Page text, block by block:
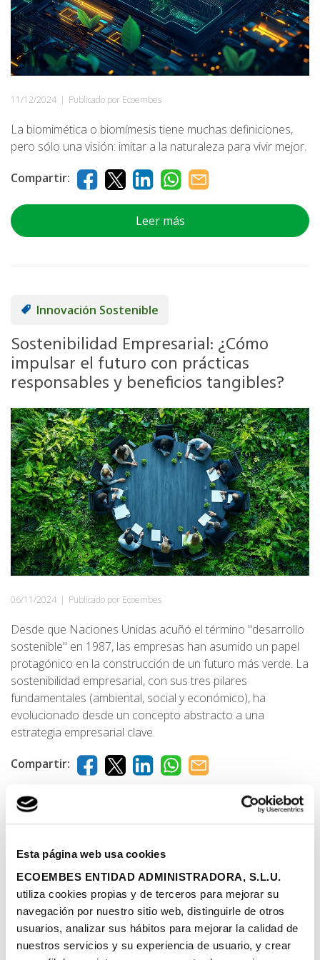
Esta página web usa cookies
ECOEMBES ENTIDAD ADMINISTRADORA, S.L.U.
utiliza cookies propias y de terceros para mejorar su
navegación por nuestro sitio web, distinguirle de otros
usuarios, analizar sus hábitos para mejorar la calidad de
nuestros servicios y su experiencia de usuario, y crear
11/12/2024 | Publicado por Ecoembes
La biomimética o biomímesis tiene muchas definiciones,
pero sólo una visión: imitar a la naturaleza para vivir mejor.
Compartir:
Leer más
Innovación Sostenible
Sostenibilidad Empresarial: ¿Cómo
impulsar el futuro con prácticas
responsables y beneficios tangibles?
06/11/2024 | Publicado por Ecoembes
Desde que Naciones Unidas acuñó el término "desarrollo
sostenible" en 1987, las empresas han asumido un papel
protagónico en la construcción de un futuro más verde. La
sostenibilidad empresarial, con sus tres pilares
fundamentales (ambiental, social y económico), ha
evolucionado desde un concepto abstracto a una
estrategia empresarial clave.
Compartir:
Innovación Sostenible
Diseño sostenible: el primer eslabón de
una cadena de responsabilidad